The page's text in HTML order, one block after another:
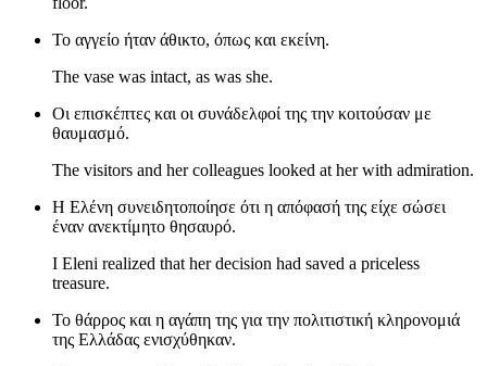
Το αγγείο ήταν άθικτο, όπως και εκείνη.
The vase was intact, as was she.
Οι επισκέπτες και οι συνάδελφοί της την κοιτούσαν με
θαυμασμό.
The visitors and her colleagues looked at her with admiration.
Η Ελένη συνειδητοποίησε ότι η απόφασή της είχε σώσει
έναν ανεκτίμητο θησαυρό.
I Eleni realized that her decision had saved a priceless
treasure.
Το θάρρος και η αγάπη της για την πολιτιστική κληρονομιά
της Ελλάδας ενισχύθηκαν.